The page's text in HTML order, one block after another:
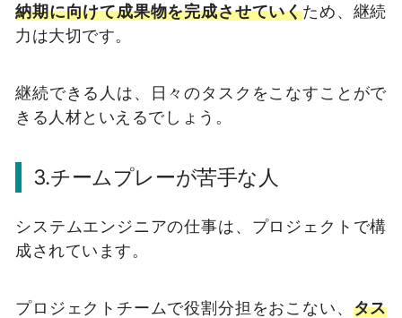
納期に向けて成果物を完成させていくため、継続
力は大切です。
継続できる人は、日々のタスクをこなすことがで
きる人材といえるでしょう。
3.チームプレーが苦手な人
システムエンジニアの仕事は、プロジェクトで構
成されています。
プロジェクトチームで役割分担をおこない、 タス